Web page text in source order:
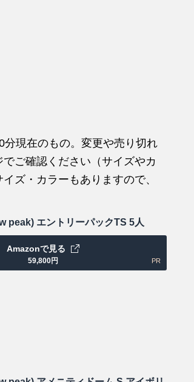
現在のもの。変更や売り切れ
ご確認ください（サイズやカ
ズ・カラーもありますので、
peak) エントリーパックTS 5人
59,800円
Amazonで見る
PR